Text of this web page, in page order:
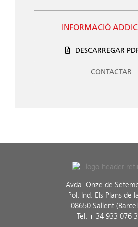
INFORMACIÓ
DESCARREGAR
CONTACTAR
Avda. Onze de
Pol. Ind. Els Plans de
08650 Sallent
Tel: + 34 933 076